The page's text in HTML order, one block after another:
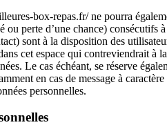
box-repas.fr/ ne pourra
ou perte d’une chance)
sont à la disposition des
cet espace qui contreviendrait
Le cas échéant, se réserve
en cas de message à
personnelles.